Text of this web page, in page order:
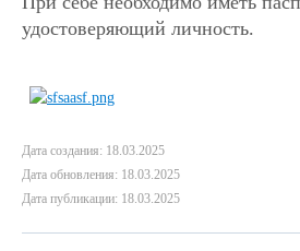
удостоверяющий личность.
Дата создания: 18.03.2025
Дата обновления: 18.03.2025
Дата публикации: 18.03.2025